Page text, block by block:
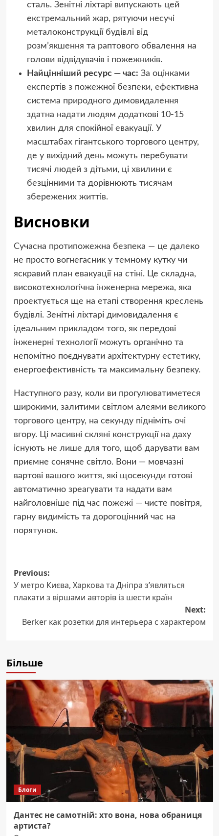
сталь. Зенітні ліхтарі випускають цей
екстремальний жар, рятуючи несучі
металоконструкції будівлі від
розм’якшення та раптового обвалення на
голови відвідувачів і пожежників.
Найцінніший ресурс — час: За оцінками
експертів з пожежної безпеки, ефективна
система природного димовидалення
здатна надати людям додаткові 10-15
хвилин для спокійної евакуації. У
масштабах гігантського торгового центру,
де у вихідний день можуть перебувати
тисячі людей з дітьми, ці хвилини є
безцінними та дорівнюють тисячам
збережених життів.
Висновки
Сучасна протипожежна безпека — це далеко
не просто вогнегасник у темному кутку чи
яскравий план евакуації на стіні. Це складна,
високотехнологічна інженерна мережа, яка
проектується ще на етапі створення креслень
будівлі. Зенітні ліхтарі димовидалення є
ідеальним прикладом того, як передові
інженерні технології можуть органічно та
непомітно поєднувати архітектурну естетику,
енергоефективність та максимальну безпеку.
Наступного разу, коли ви прогулюватиметеся
широкими, залитими світлом алеями великого
торгового центру, на секунду підніміть очі
вгору. Ці масивні скляні конструкції на даху
існують не лише для того, щоб дарувати вам
приємне сонячне світло. Вони — мовчазні
вартові вашого життя, які щосекунди готові
автоматично зреагувати та надати вам
найголовніше під час пожежі — чисте повітря,
гарну видимість та дорогоцінний час на
порятунок.
Post
navigation
Previous:
У метро Києва, Харкова та Дніпра з’являться
плакати з віршами авторів із шести країн
Next:
Berker как розетки для интерьера с характером
Більше
Блоги
Дантес не самотній: хто вона, нова обраниця
артиста?